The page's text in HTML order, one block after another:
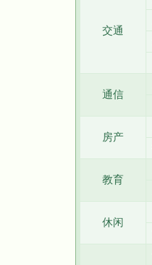
交通
通信
房产
教育
休闲